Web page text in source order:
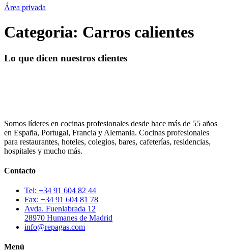
Área privada
Categoria: Carros calientes
Lo que dicen nuestros clientes
Somos líderes en cocinas profesionales desde hace más de 55 años
en España, Portugal, Francia y Alemania. Cocinas profesionales
para restaurantes, hoteles, colegios, bares, cafeterías, residencias,
hospitales y mucho más.
Contacto
Tel: +34 91 604 82 44
Fax: +34 91 604 81 78
Avda. Fuenlabrada 12
28970 Humanes de Madrid
info@repagas.com
Menú